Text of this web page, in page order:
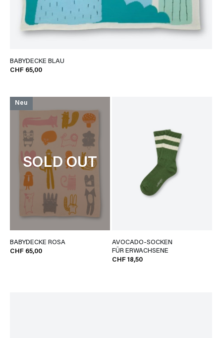
BABYDECKE BLAU
CHF 65,00
SOLD OUT
Neu
BABYDECKE ROSA
CHF 65,00
AVOCADO-SOCKEN
FÜR ERWACHSENE
CHF 18,50